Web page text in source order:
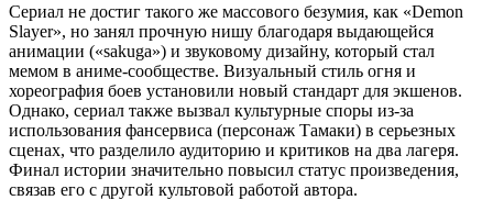
Сериал не достиг такого же массового безумия, как «Demon
Slayer», но занял прочную нишу благодаря выдающейся
анимации («sakuga») и звуковому дизайну, который стал
мемом в аниме-сообществе. Визуальный стиль огня и
хореография боев установили новый стандарт для экшенов.
Однако, сериал также вызвал культурные споры из-за
использования фансервиса (персонаж Тамаки) в серьезных
сценах, что разделило аудиторию и критиков на два лагеря.
Финал истории значительно повысил статус произведения,
связав его с другой культовой работой автора.